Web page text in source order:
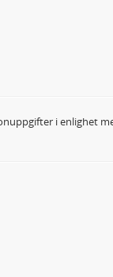
i enlighet